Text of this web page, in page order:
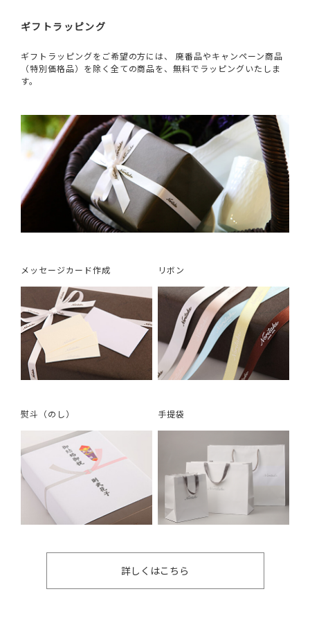
ギフトラッピング
ギフトラッピングをご希望の方には、 廃番品やキャンペーン商品
（特別価格品）を除く全ての商品を、無料でラッピングいたしま
す。
メッセージカード作成 リボン
熨斗（のし） 手提袋
詳しくはこちら